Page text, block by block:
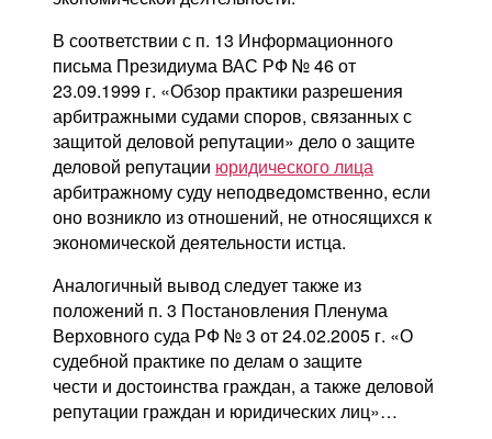
В соответствии с п. 13 Информационного
письма Президиума ВАС РФ № 46 от
23.09.1999 г. «Обзор практики разрешения
арбитражными судами споров, связанных с
защитой деловой репутации» дело о защите
деловой репутации юридического лица
арбитражному суду неподведомственно, если
оно возникло из отношений, не относящихся к
экономической деятельности истца.
Аналогичный вывод следует также из
положений п. 3 Постановления Пленума
Верховного суда РФ № 3 от 24.02.2005 г. «О
судебной практике по делам о защите
чести и достоинства граждан, а также деловой
репутации граждан и юридических лиц»…